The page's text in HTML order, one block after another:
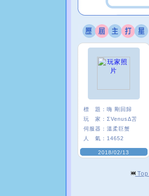
標 題： 嗨 剛回歸
玩 家： ΣVenusΔ苫
伺服器： 溫柔巨蟹
人 氣： 14652
2018/02/13